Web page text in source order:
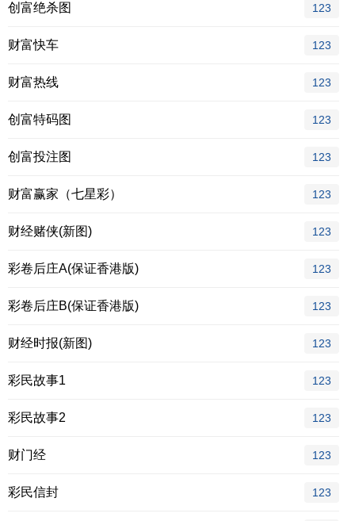
创富绝杀图 123
财富快车 123
财富热线 123
创富特码图 123
创富投注图 123
财富赢家（七星彩） 123
财经赌侠(新图) 123
彩卷后庄A(保证香港版) 123
彩卷后庄B(保证香港版) 123
财经时报(新图) 123
彩民故事1 123
彩民故事2 123
财门经 123
彩民信封 123